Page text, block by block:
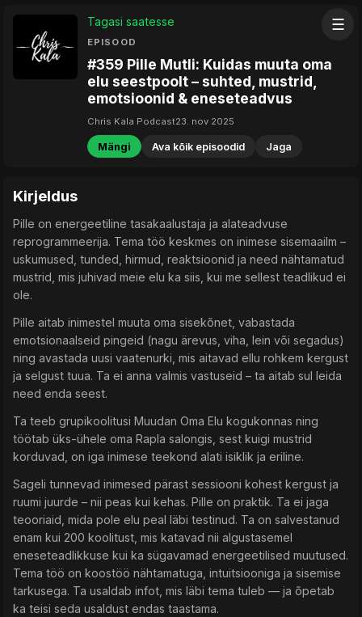
☰
Tagasi saatesse
EPISOOD
#359 Pille Mutli: Kuidas muuta oma
elu seestpoolt – suhted, mustrid,
emotsioonid & eneseteadvus
Chris Kala Podcast23. nov 2025
Mängi Ava kõik episoodid Jaga
Kirjeldus
Pille on energeetiline tasakaalustaja ja alateadvuse
reprogrammeerija. Tema töö keskmes on inimese sisemaailm –
uskumused, tunded, hirmud, reaktsioonid ja need nähtamatud
mustrid, mis juhivad meie elu ka siis, kui me sellest teadlikud ei
ole.
Pille aitab inimestel muuta oma sisekõnet, vabastada
emotsionaalseid pingeid (nagu ärevus, viha, lein või segadus)
ning avastada uusi vaatenurki, mis aitavad ellu rohkem kergust
ja selgust tuua. Ta ei anna valmis vastuseid – ta aitab sul leida
need enda seest.
Ta teeb grupikoolitusi Muudan Oma Elu kogukonnas ning
töötab üks-ühele oma Rapla salongis, sest kuigi mustrid
korduvad, on iga inimese teekond alati isiklik ja eriline.
Sageli tunnevad inimesed pärast sessiooni kohest kergust ja
ruumi juurde – nii peas kui kehas. Pille on praktik. Ta ei jaga
teooriaid, mida pole elu peal läbi testinud. Ta on salvestanud
enam kui 200 koolitust, mis katavad nii algustasemel
eneseteadlikkuse kui ka sügavamad energeetilised muutused.
Tema töö on koostöö nähtamatuga, intuitsiooniga ja sisemise
tarkusega. Ta usaldab infot, mis läbi tema tuleb — ja õpetab
ka teisi seda usaldust endas taastama.